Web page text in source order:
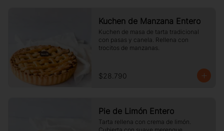
Kuchen de Manzana Entero
Kuchen de masa de tarta tradicional
con pasas y canela. Rellena con
trocitos de manzanas.
$28.790
Pie de Limón Entero
Tarta rellena con crema de limón.